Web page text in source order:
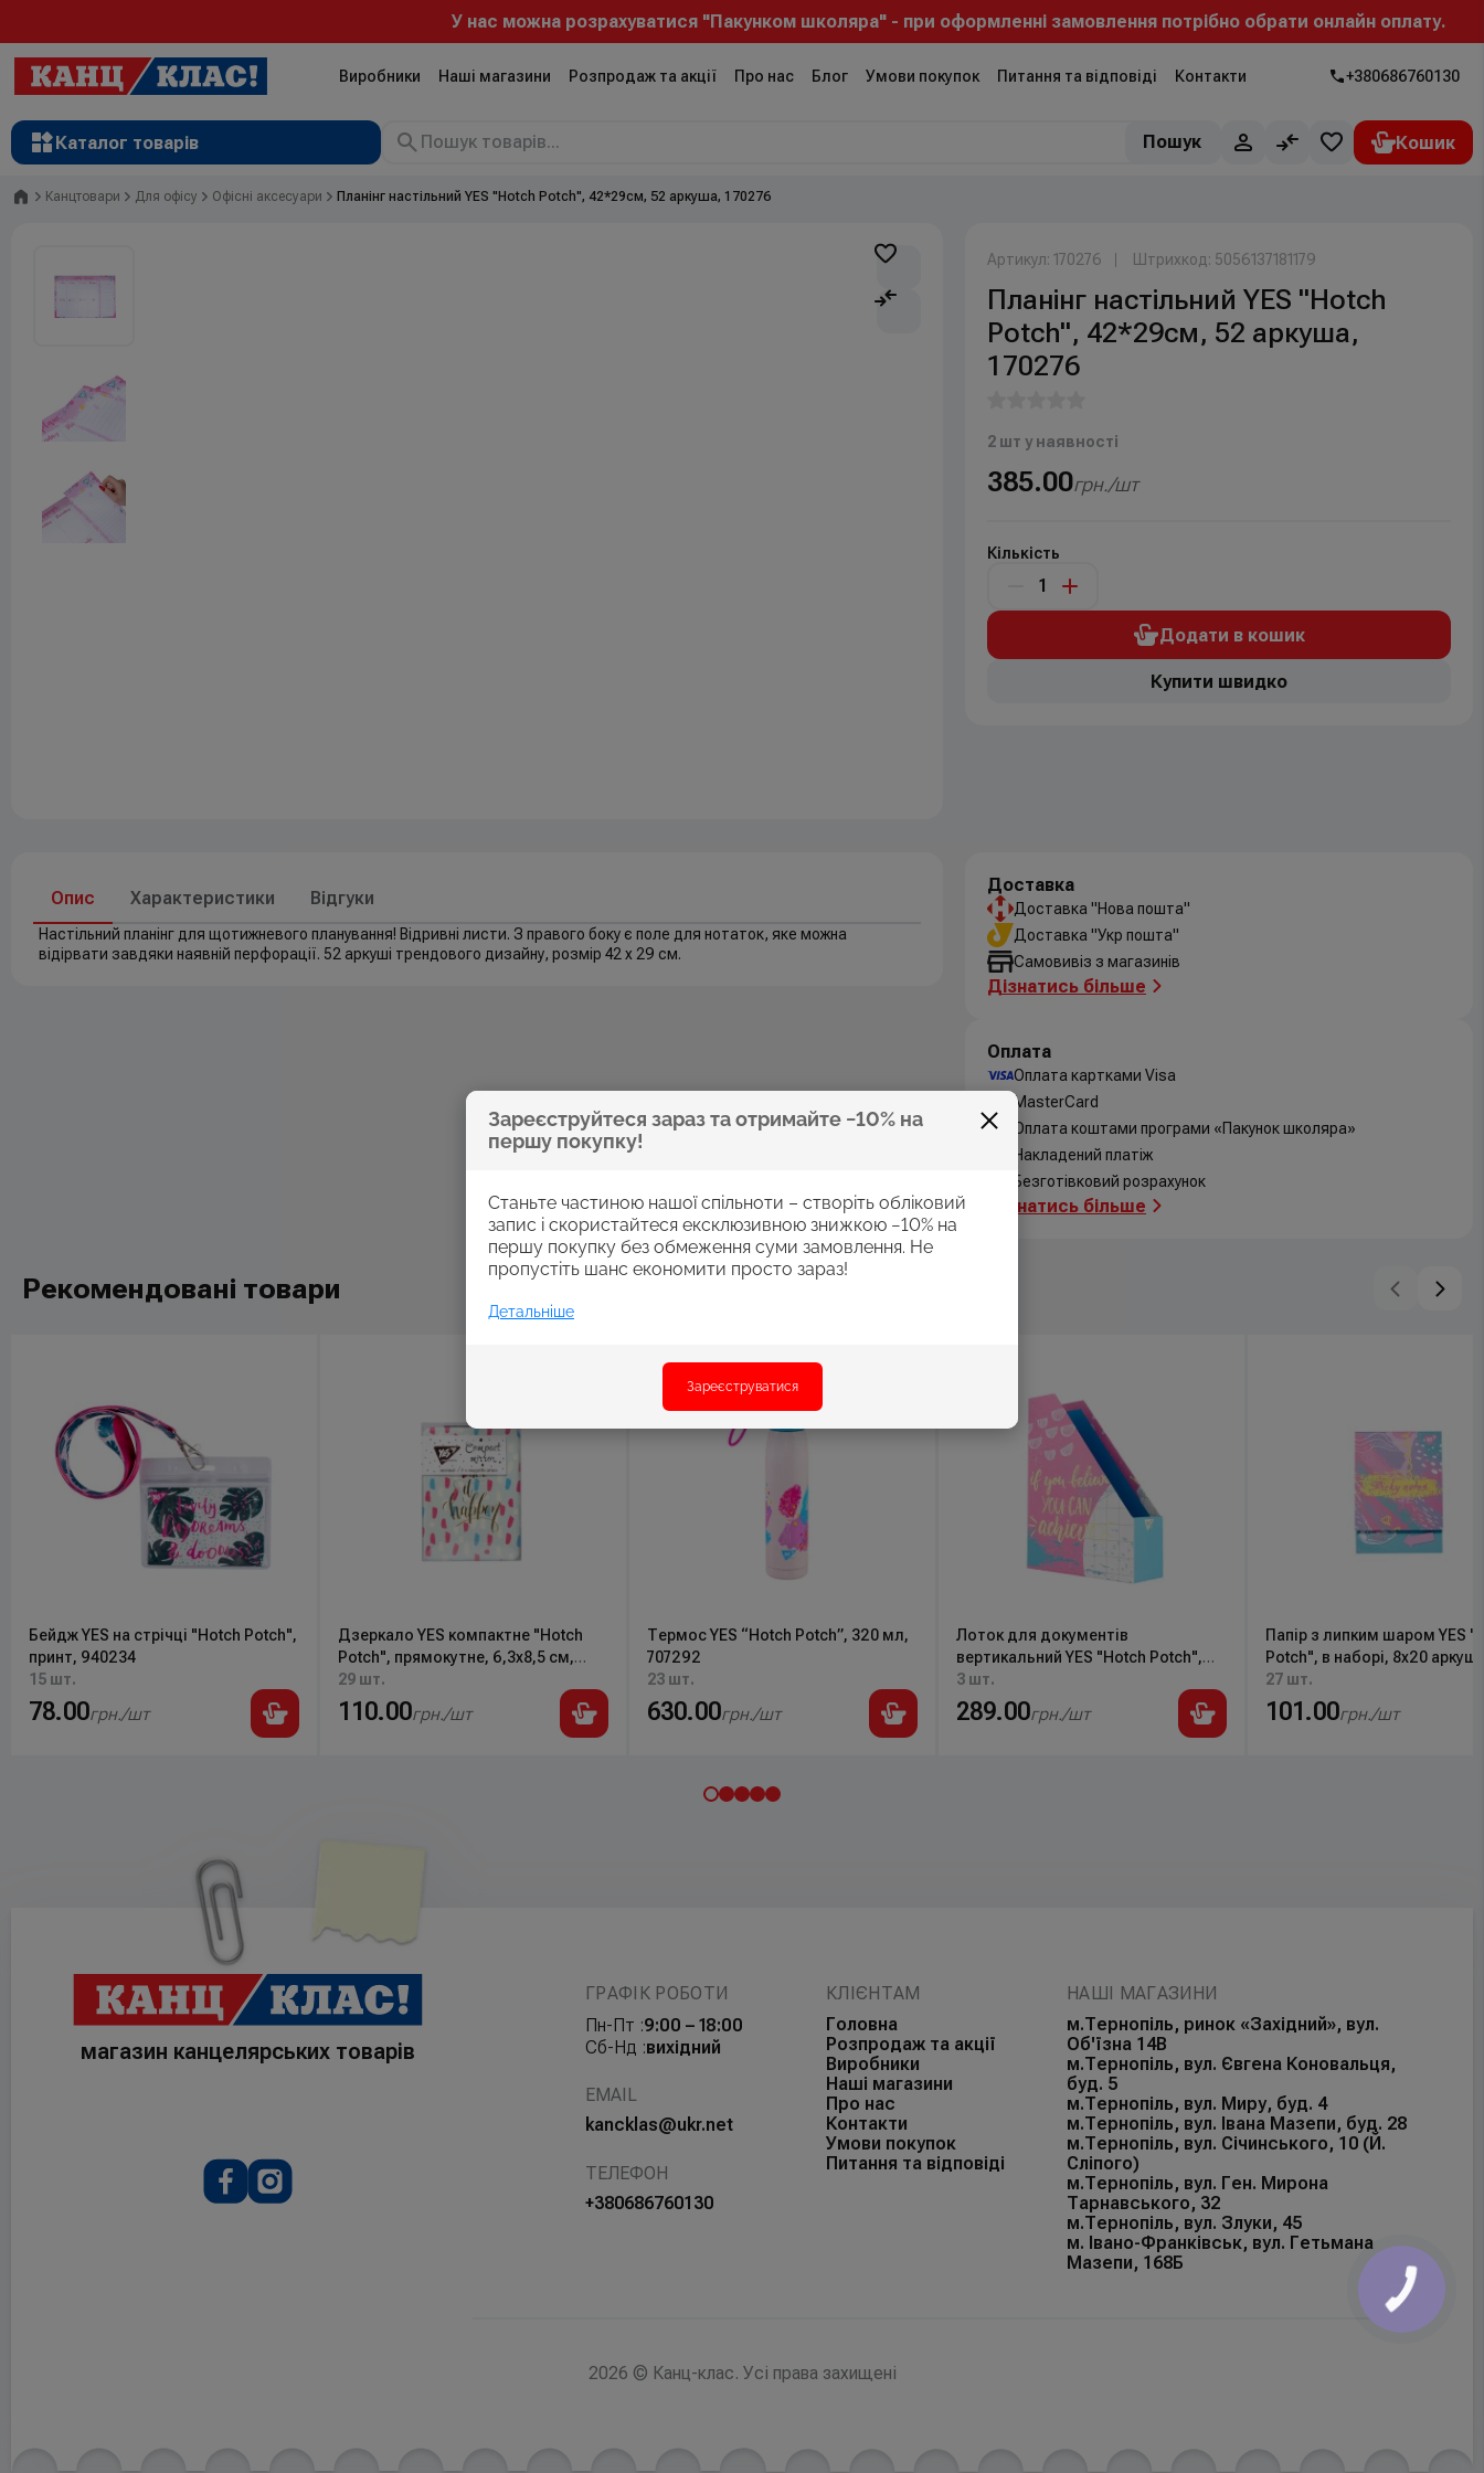
У нас можна розрахуватися "Пакунком школяра" - при оформленні замовлення потрібно обрати онлайн оплату.
Виробники Наші магазини Розпродаж та акції Про нас Блог Умови покупок Питання та відповіді Контакти +380686760130
Зареєструйтеся зараз та отримайте −10% на
першу покупку!
Станьте частиною нашої спільноти – створіть обліковий
запис і скористайтеся ексклюзивною знижкою −10% на
першу покупку без обмеження суми замовлення. Не
пропустіть шанс економити просто зараз!
Детальніше
Зареєструватися
Каталог товарів
Рюкзаки
Канцтовари
Творчість
Товари для дітей
Сувенірна продукція
Пошук
Головна
Канцтовари Для офісу Офісні аксесуари Планінг настільний YES "Hotch Potch", 42*29см, 52 аркуша, 170276
Артикул: 170276 Штрихкод: 5056137181179
Планінг настільний YES "Hotch
Potch", 42*29см, 52 аркуша,
170276
2 шт у наявності
385.00грн./шт
Кількість
Додати в кошик
Купити швидко
Опис Характеристики Відгуки
Настільний планінг для щотижневого планування! Відривні листи. З правого боку є поле для нотаток, яке можна
відірвати завдяки наявній перфорації. 52 аркуші трендового дизайну, розмір 42 х 29 см.
Доставка
Доставка "Нова пошта"
Доставка "Укр пошта"
Самовивіз з магазинів
Дізнатись більше
Оплата
Оплата картками Visa
MasterCard
Оплата коштами програми «Пакунок школяра»
Накладений платіж
Безготівковий розрахунок
Дізнатись більше
Рекомендовані товари
Бейдж YES на стрічці "Hotch Potch",
принт, 940234
15 шт.
78.00грн./шт
Дзеркало YES компактне "Hotch
Potch", прямокутне, 6,3х8,5 см,
фольга, 707297
29 шт.
110.00грн./шт
Термоc YES “Hotch Potch”, 320 мл,
707292
23 шт.
630.00грн./шт
Лоток для документів
вертикальний YES "Hotch Potch",
707313
3 шт.
289.00грн./шт
Папір з липким шаром YES
Potch", в наборі, 8x20
170284
27 шт.
101.00грн./шт
магазин канцелярських товарів
ГРАФІК РОБОТИ
Пн-Пт :9:00 – 18:00
Сб-Нд :вихідний
EMAIL
kancklas@ukr.net
ТЕЛЕФОН
+380686760130
КЛІЄНТАМ
Головна
Розпродаж та акції
Виробники
Наші магазини
Про нас
Контакти
Умови покупок
Питання та відповіді
НАШІ МАГАЗИНИ
м.Тернопіль, ринок «Західний», вул.
Об'їзна 14В
м.Тернопіль, вул. Євгена Коновальця,
буд. 5
м.Тернопіль, вул. Миру, буд. 4
м.Тернопіль, вул. Івана Мазепи, буд. 28
м.Тернопіль, вул. Січинського, 10 (Й.
Сліпого)
м.Тернопіль, вул. Ген. Мирона
Тарнавського, 32
м.Тернопіль, вул. Злуки, 45
м. Івано-Франківськ, вул. Гетьмана
Мазепи, 168Б
2026 © Канц-клас. Усі права захищені